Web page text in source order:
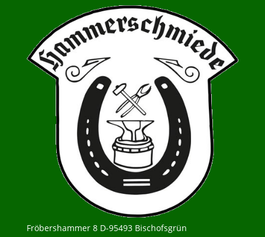
Fröbershammer 8 D-95493 Bischofsgrün